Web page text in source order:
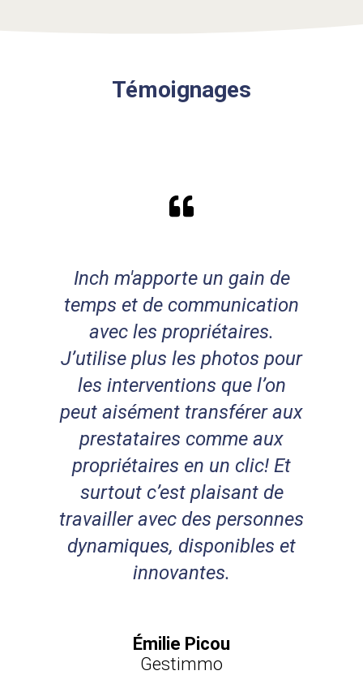
Témoignages
Inch m'apporte un gain de
temps et de communication
avec les propriétaires.
J’utilise plus les photos pour
les interventions que l’on
peut aisément transférer aux
prestataires comme aux
propriétaires en un clic! Et
surtout c’est plaisant de
travailler avec des personnes
dynamiques, disponibles et
innovantes.
Émilie Picou
Gestimmo